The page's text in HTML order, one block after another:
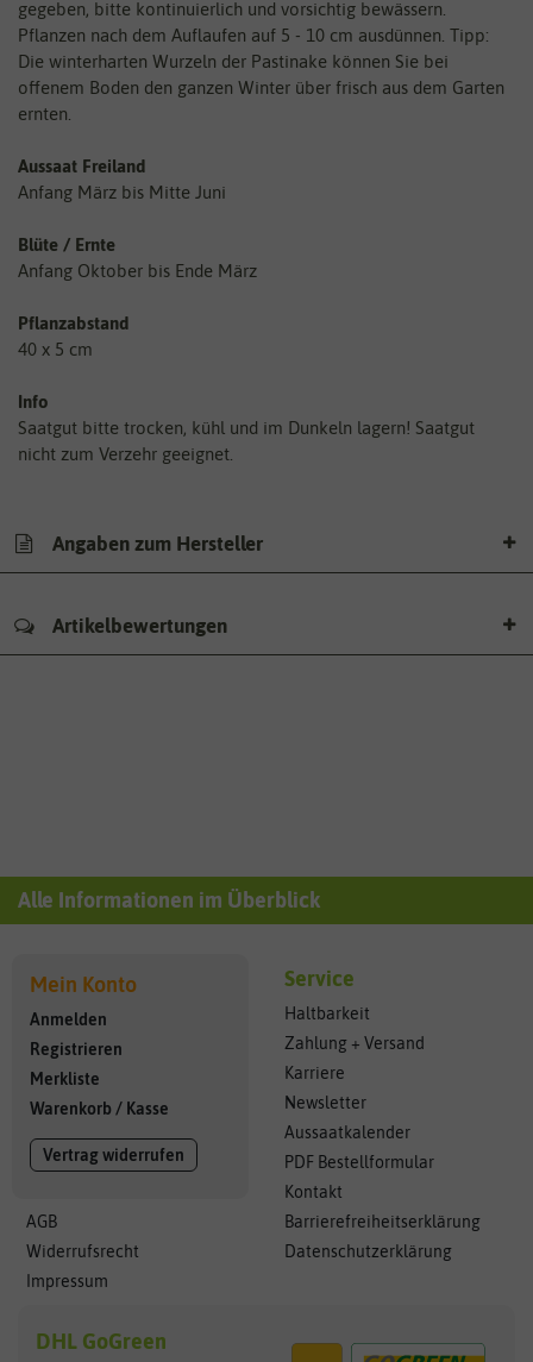
gegeben, bitte kontinuierlich und vorsichtig bewässern.
Pflanzen nach dem Auflaufen auf 5 - 10 cm ausdünnen. Tipp:
Die winterharten Wurzeln der Pastinake können Sie bei
offenem Boden den ganzen Winter über frisch aus dem Garten
ernten.
Aussaat Freiland
Anfang März bis Mitte Juni
Blüte / Ernte
Anfang Oktober bis Ende März
Pflanzabstand
40 x 5 cm
Info
Saatgut bitte trocken, kühl und im Dunkeln lagern! Saatgut
nicht zum Verzehr geeignet.
Angaben zum Hersteller
Artikelbewertungen
Alle Informationen im Überblick
Mein Konto
Anmelden
Registrieren
Merkliste
Warenkorb / Kasse
Vertrag widerrufen
AGB
Widerrufsrecht
Impressum
Service
Haltbarkeit
Zahlung + Versand
Karriere
Newsletter
Aussaatkalender
PDF Bestellformular
Kontakt
Barrierefreiheitserklärung
Datenschutzerklärung
DHL GoGreen